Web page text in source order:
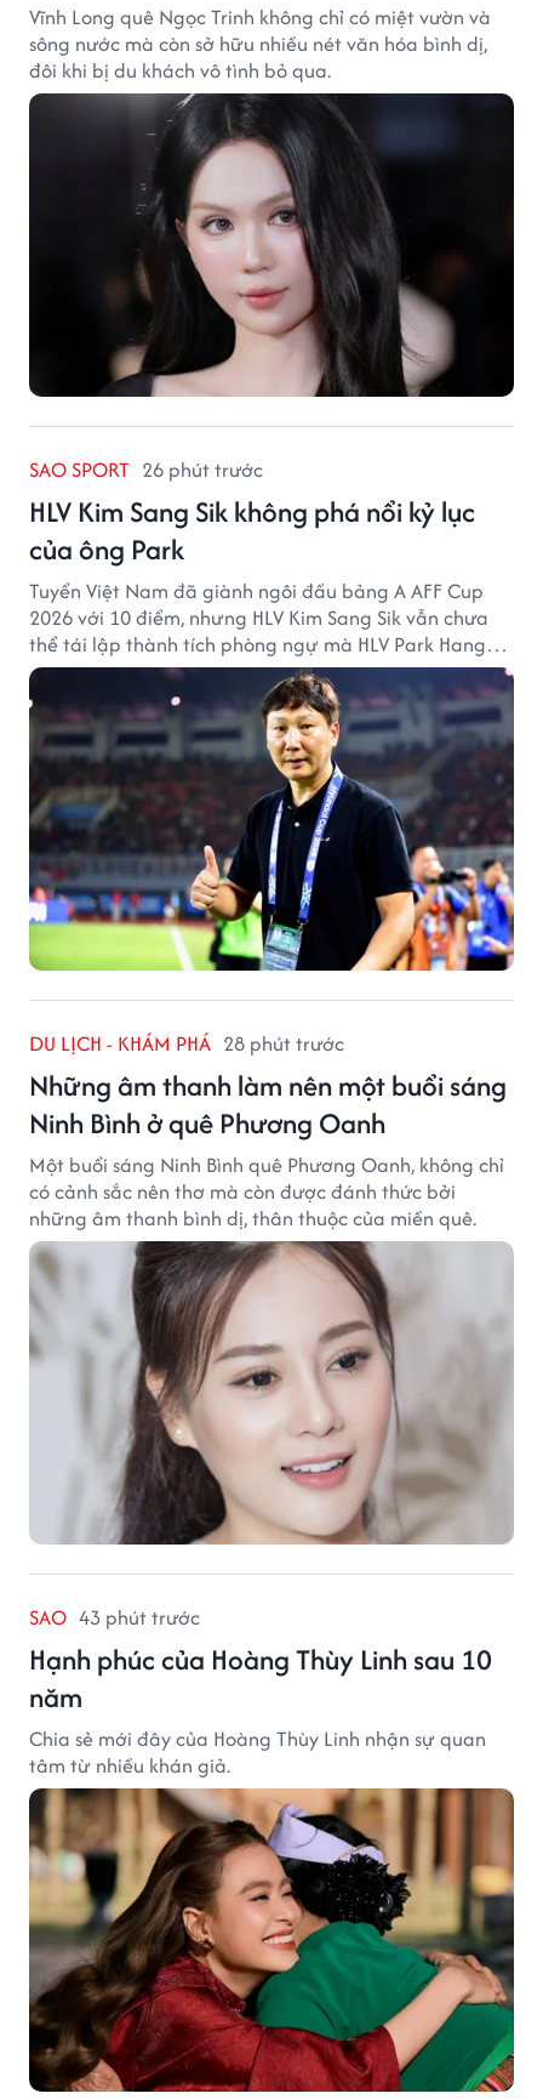
Vĩnh Long quê Ngọc Trinh không chỉ có miệt vườn và
sông nước mà còn sở hữu nhiều nét văn hóa bình dị,
đôi khi bị du khách vô tình bỏ qua.
SAO SPORT 26 phút trước
HLV Kim Sang Sik không phá nổi kỷ lục
của ông Park
Tuyển Việt Nam đã giành ngôi đầu bảng A AFF Cup
2026 với 10 điểm, nhưng HLV Kim Sang Sik vẫn chưa
thể tái lập thành tích phòng ngự mà HLV Park Hang
Seo từng tạo ra.
DU LỊCH - KHÁM PHÁ 28 phút trước
Những âm thanh làm nên một buổi sáng
Ninh Bình ở quê Phương Oanh
Một buổi sáng Ninh Bình quê Phương Oanh, không chỉ
có cảnh sắc nên thơ mà còn được đánh thức bởi
những âm thanh bình dị, thân thuộc của miền quê.
SAO 43 phút trước
Hạnh phúc của Hoàng Thùy Linh sau 10
năm
Chia sẻ mới đây của Hoàng Thùy Linh nhận sự quan
tâm từ nhiều khán giả.